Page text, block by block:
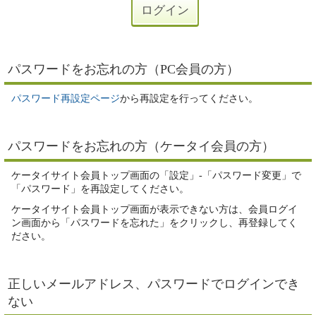
パスワードをお忘れの方（PC会員の方）
パスワード再設定ページから再設定を行ってください。
パスワードをお忘れの方（ケータイ会員の方）
ケータイサイト会員トップ画面の「設定」-「パスワード変更」で
「パスワード」を再設定してください。
ケータイサイト会員トップ画面が表示できない方は、会員ログイ
ン画面から「パスワードを忘れた」をクリックし、再登録してく
ださい。
正しいメールアドレス、パスワードでログインでき
ない